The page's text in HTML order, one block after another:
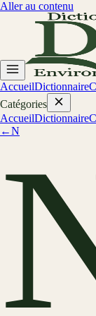
Aller au contenu
AccueilDictionnaire
Catégories
AccueilDictionnaire
←N